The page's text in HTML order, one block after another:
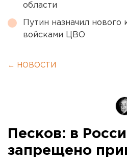
области
Путин назначил
войсками ЦВО
← НОВОСТИ
Песков: в
запрещено